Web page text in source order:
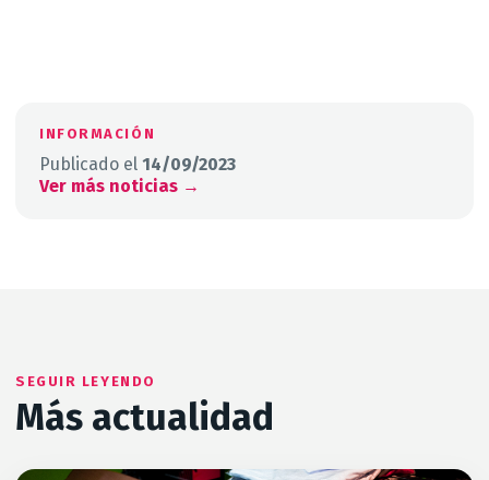
INFORMACIÓN
Publicado el 14/09/2023
Ver más noticias →
SEGUIR LEYENDO
Más actualidad